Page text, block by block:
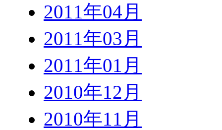
2011年04月
2011年03月
2011年01月
2010年12月
2010年11月